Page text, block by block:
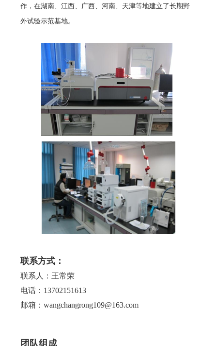
作，在湖南、江西、广西、河南、天津等地建立了长期野
外试验示范基地。
联系方式：
联系人：王常荣
电话：13702151613
邮箱：wangchangrong109@163.com
团队组成